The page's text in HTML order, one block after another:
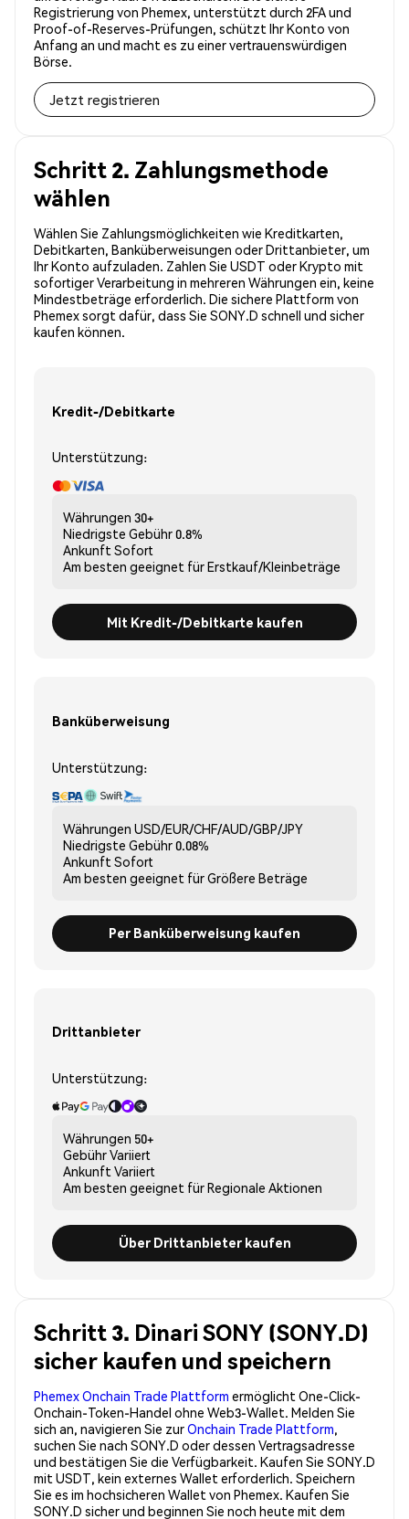
Registrierung von Phemex, unterstützt durch 2FA und
Proof-of-Reserves-Prüfungen, schützt Ihr Konto von
Anfang an und macht es zu einer vertrauenswürdigen
Börse.
Jetzt registrieren
Schritt 2. Zahlungsmethode
wählen
Wählen Sie Zahlungsmöglichkeiten wie Kreditkarten,
Debitkarten, Banküberweisungen oder Drittanbieter, um
Ihr Konto aufzuladen. Zahlen Sie USDT oder Krypto mit
sofortiger Verarbeitung in mehreren Währungen ein, keine
Mindestbeträge erforderlich. Die sichere Plattform von
Phemex sorgt dafür, dass Sie SONY.D schnell und sicher
kaufen können.
Kredit-/Debitkarte
Unterstützung:
Währungen 30+
Niedrigste Gebühr0.8%
Ankunft Sofort
Am besten geeignet fürErstkauf/Kleinbeträge
Mit Kredit-/Debitkarte kaufen
Banküberweisung
Unterstützung:
Währungen USD/EUR/CHF/AUD/GBP/JPY
Niedrigste Gebühr0.08%
Ankunft Sofort
Am besten geeignet fürGrößere Beträge
Per Banküberweisung kaufen
Drittanbieter
Unterstützung:
Währungen 50+
GebührVariiert
Ankunft Variiert
Am besten geeignet fürRegionale Aktionen
Über Drittanbieter kaufen
Schritt 3. Dinari SONY (SONY.D)
sicher kaufen und speichern
Phemex Onchain Trade Plattform ermöglicht One-Click-
Onchain-Token-Handel ohne Web3-Wallet. Melden Sie
sich an, navigieren Sie zurOnchain Trade Plattform,
suchen Sie nach SONY.D oder dessen Vertragsadresse
und bestätigen Sie die Verfügbarkeit. Kaufen Sie SONY.D
mit USDT, kein externes Wallet erforderlich. Speichern
Sie es im hochsicheren Wallet von Phemex. Kaufen Sie
SONY.D sicher und beginnen Sie noch heute mit dem